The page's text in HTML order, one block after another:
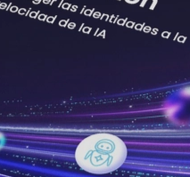
en tres pasos, para lograr